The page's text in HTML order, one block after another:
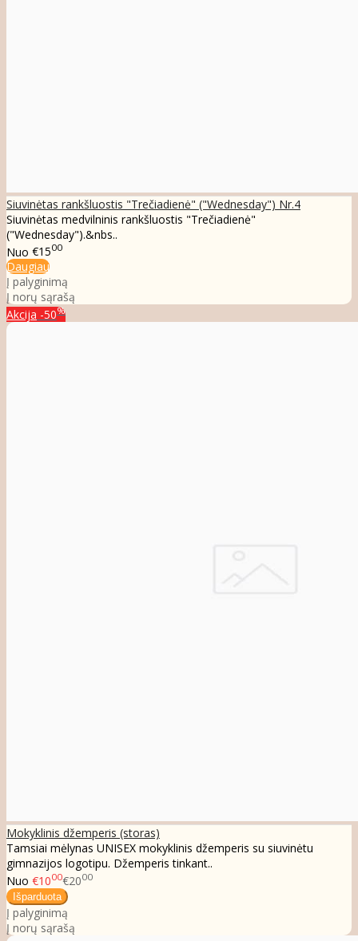
Siuvinėtas rankšluostis "Trečiadienė" ("Wednesday") Nr.4
Siuvinėtas medvilninis rankšluostis "Trečiadienė"
("Wednesday").&nbs..
Nuo €1500
Daugiau
Į palyginimą
Į norų sąrašą
Akcija -50%
Mokyklinis džemperis (storas)
Tamsiai mėlynas UNISEX mokyklinis džemperis su siuvinėtu
gimnazijos logotipu. Džemperis tinkant..
Nuo €1000€2000
Į palyginimą
Į norų sąrašą